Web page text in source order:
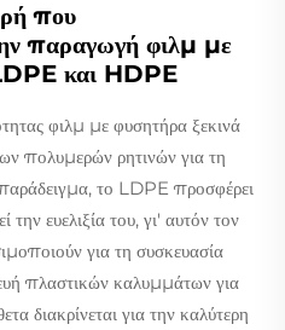
που
παραγωγή φιλμ με
και HDPE
φιλμ με φυσητήρα ξεκινά
πολυμερών ρητινών για τη
το LDPE προσφέρει
την ευελιξία του, γι' αυτόν τον
για τη συσκευασία
πλαστικών καλυμμάτων για
διακρίνεται για την καλύτερη